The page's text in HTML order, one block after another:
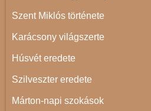
Szent Miklós története
Karácsony világszerte
Húsvét eredete
Szilveszter eredete
Márton-napi szokások